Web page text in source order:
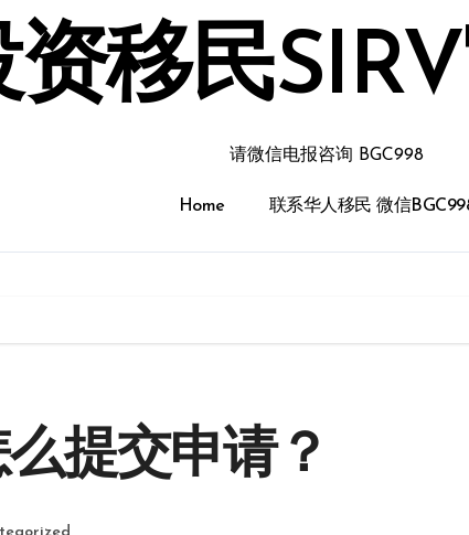
移民
请微信电报咨询 BGC998
Home 联系华人移民 微信
提交申请？